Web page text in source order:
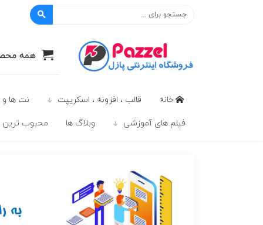
همه
خانه قالب ، افزونه ، اسکریپت نت ها
فیلم های آموزشی وبلاگ ها محبوب ترين